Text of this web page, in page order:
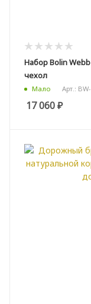
Набор Bolin
чехол
Мало Арт.:
17 060₽